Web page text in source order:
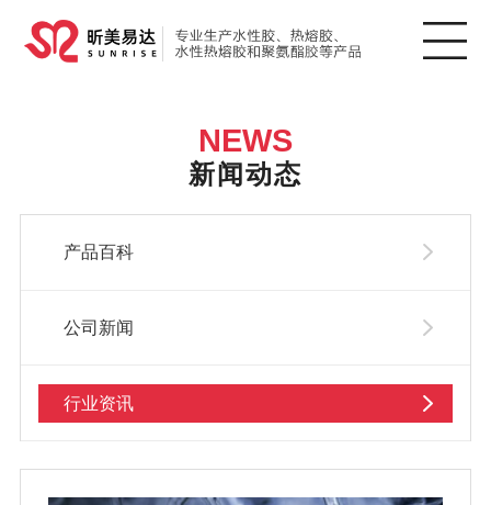
NEWS
新闻动态
产品百科
公司新闻
行业资讯